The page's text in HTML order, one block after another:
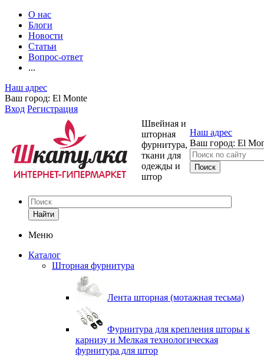
О нас
Блоги
Новости
Статьи
Вопрос-ответ
...
Наш адрес
Ваш город: El Monte
Вход Регистрация
Швейная и
шторная
фурнитура,
ткани для
одежды и
штор
Наш адрес
Ваш город: El
Найти
Меню
Каталог
Шторная фурнитура
Лента шторная (мотажная тесьма)
Фурнитура для крепления шторы к
карнизу и Мелкая технологическая
фурнитура для штор